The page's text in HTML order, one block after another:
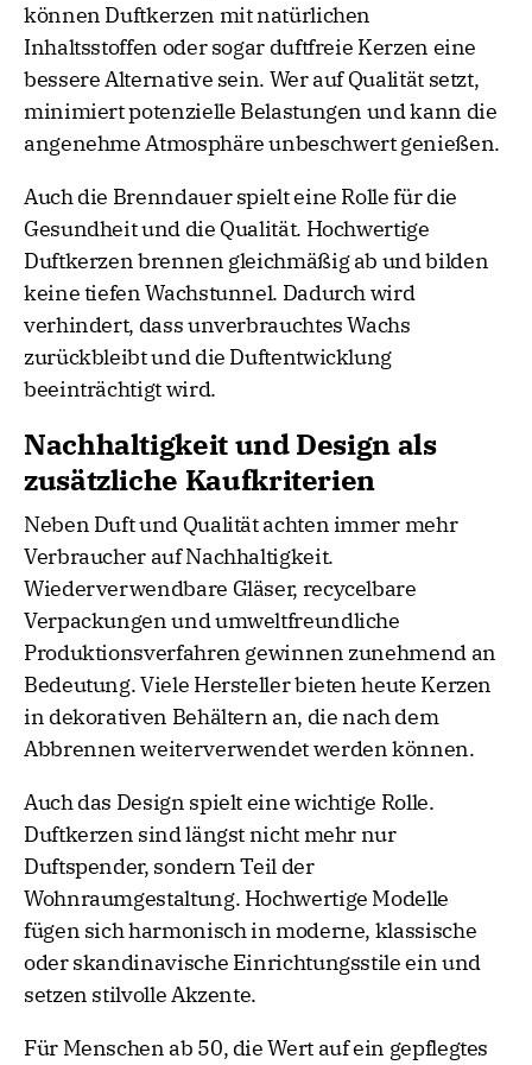
können Duftkerzen mit natürlichen
Inhaltsstoffen oder sogar duftfreie Kerzen eine
bessere Alternative sein. Wer auf Qualität setzt,
minimiert potenzielle Belastungen und kann die
angenehme Atmosphäre unbeschwert genießen.
Auch die Brenndauer spielt eine Rolle für die
Gesundheit und die Qualität. Hochwertige
Duftkerzen brennen gleichmäßig ab und bilden
keine tiefen Wachstunnel. Dadurch wird
verhindert, dass unverbrauchtes Wachs
zurückbleibt und die Duftentwicklung
beeinträchtigt wird.
Nachhaltigkeit und Design als
zusätzliche Kaufkriterien
Neben Duft und Qualität achten immer mehr
Verbraucher auf Nachhaltigkeit.
Wiederverwendbare Gläser, recycelbare
Verpackungen und umweltfreundliche
Produktionsverfahren gewinnen zunehmend an
Bedeutung. Viele Hersteller bieten heute Kerzen
in dekorativen Behältern an, die nach dem
Abbrennen weiterverwendet werden können.
Auch das Design spielt eine wichtige Rolle.
Duftkerzen sind längst nicht mehr nur
Duftspender, sondern Teil der
Wohnraumgestaltung. Hochwertige Modelle
fügen sich harmonisch in moderne, klassische
oder skandinavische Einrichtungsstile ein und
setzen stilvolle Akzente.
Für Menschen ab 50, die Wert auf ein gepflegtes